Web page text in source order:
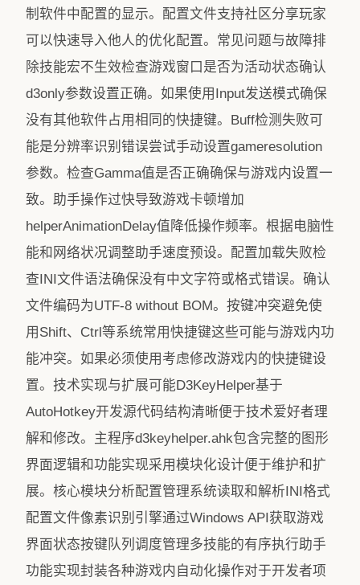
制软件中配置的显示。配置文件支持社区分享玩家
可以快速导入他人的优化配置。常见问题与故障排
除技能宏不生效检查游戏窗口是否为活动状态确认
d3only参数设置正确。如果使用Input发送模式确保
没有其他软件占用相同的快捷键。Buff检测失败可
能是分辨率识别错误尝试手动设置gameresolution
参数。检查Gamma值是否正确确保与游戏内设置一
致。助手操作过快导致游戏卡顿增加
helperAnimationDelay值降低操作频率。根据电脑性
能和网络状况调整助手速度预设。配置加载失败检
查INI文件语法确保没有中文字符或格式错误。确认
文件编码为UTF-8 without BOM。按键冲突避免使
用Shift、Ctrl等系统常用快捷键这些可能与游戏内功
能冲突。如果必须使用考虑修改游戏内的快捷键设
置。技术实现与扩展可能D3KeyHelper基于
AutoHotkey开发源代码结构清晰便于技术爱好者理
解和修改。主程序d3keyhelper.ahk包含完整的图形
界面逻辑和功能实现采用模块化设计便于维护和扩
展。核心模块分析配置管理系统读取和解析INI格式
配置文件像素识别引擎通过Windows API获取游戏
界面状态按键队列调度管理多技能的有序执行助手
功能实现封装各种游戏内自动化操作对于开发者项